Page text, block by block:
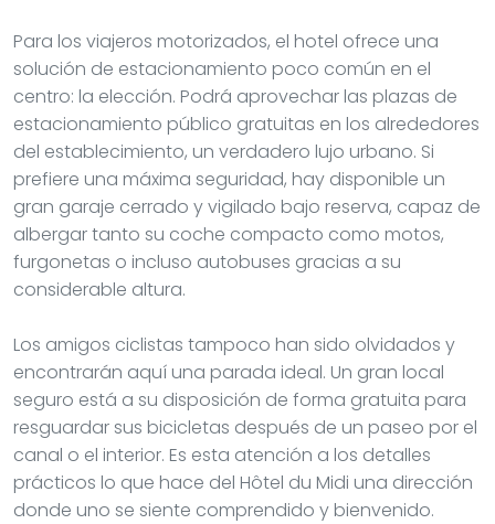
Para los viajeros motorizados, el hotel ofrece una
solución de estacionamiento poco común en el
centro: la elección. Podrá aprovechar las plazas de
estacionamiento público gratuitas en los alrededores
del establecimiento, un verdadero lujo urbano. Si
prefiere una máxima seguridad, hay disponible un
gran garaje cerrado y vigilado bajo reserva, capaz de
albergar tanto su coche compacto como motos,
furgonetas o incluso autobuses gracias a su
considerable altura.
Los amigos ciclistas tampoco han sido olvidados y
encontrarán aquí una parada ideal. Un gran local
seguro está a su disposición de forma gratuita para
resguardar sus bicicletas después de un paseo por el
canal o el interior. Es esta atención a los detalles
prácticos lo que hace del Hôtel du Midi una dirección
donde uno se siente comprendido y bienvenido.